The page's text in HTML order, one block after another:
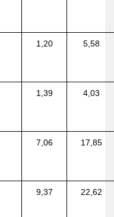
1,20 5,58
1,39 4,03
7,06 17,85
9,37 22,62